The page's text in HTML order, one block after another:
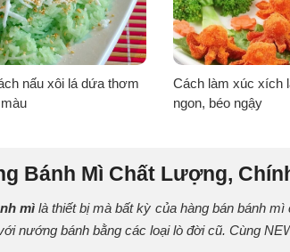
nấu xôi lá dứa thơm
Cách làm xúc xích
ngon, béo ngậy
Bánh Mì Chất Lượng,
mì là thiết bị mà bất kỳ của hàng bán bánh
nướng bánh bằng các loại lò đời cũ. Cùng